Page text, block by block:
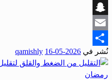
Viber
Snapchat
Email
Share
نُشر في 2026-05-16
qamishly